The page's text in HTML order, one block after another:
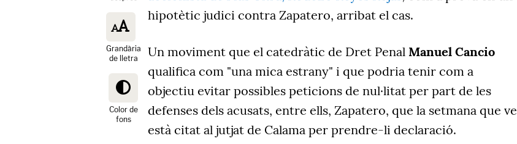
Grandària
de lletra
Color de
fons
hipotètic judici contra Zapatero, arribat el cas.
Un moviment que el catedràtic de Dret Penal Manuel Cancio
qualifica com "una mica estrany" i que podria tenir com a
objectiu evitar possibles peticions de nul·litat per part de les
defenses dels acusats, entre ells, Zapatero, que la setmana que ve
està citat al jutjat de Calama per prendre-li declaració.